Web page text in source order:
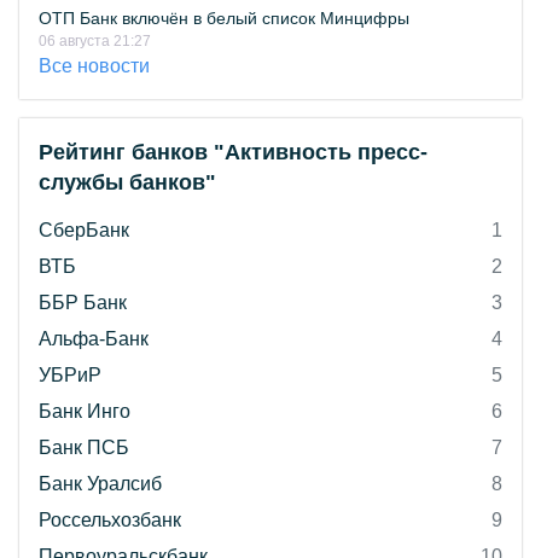
ОТП Банк включён в белый список Минцифры
06 августа 21:27
Все новости
Рейтинг банков "Активность пресс-
службы банков"
СберБанк
1
ВТБ
2
ББР Банк
3
Альфа-Банк
4
УБРиР
5
Банк Инго
6
Банк ПСБ
7
Банк Уралсиб
8
Россельхозбанк
9